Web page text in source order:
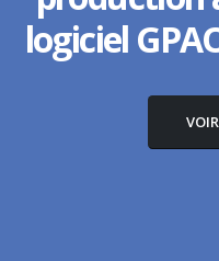
logiciel